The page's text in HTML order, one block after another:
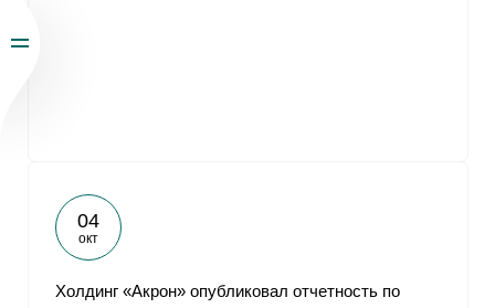
04
окт
Холдинг «Акрон» опубликовал отчетность по